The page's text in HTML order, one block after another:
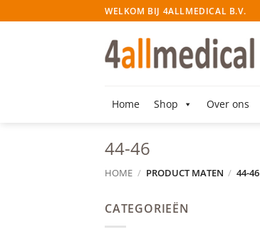
naar
WELKOM BIJ 4ALLMEDICAL B.V.
Home Shop Over ons
44-46
HOME / PRODUCT MATEN / 44-46
CATEGORIEËN